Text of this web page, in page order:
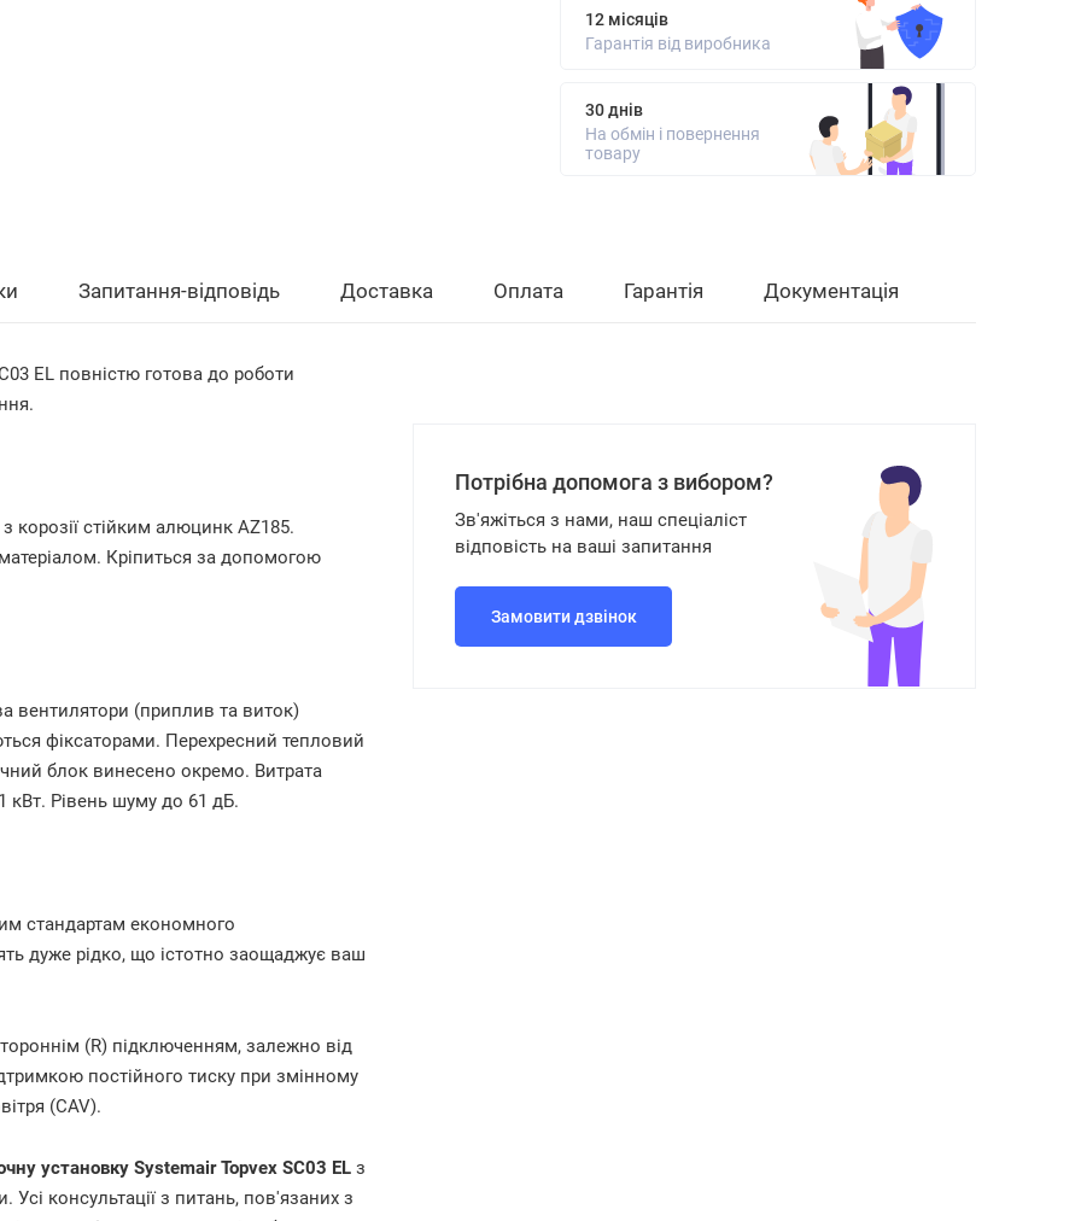
12 місяців
Гарантія від виробника
30 днів
На обмін і повернення
товару
Запитання-відповідь Доставка Оплата Гарантія Документація
EL повністю готова до роботи
корозії стійким алюцинк AZ185.
Кріпиться за допомогою
вентилятори (приплив та виток)
фіксаторами. Перехресний тепловий
блок винесено окремо. Витрата
кВт. Рівень шуму до 61 дБ.
стандартам економного
дуже рідко, що істотно заощаджує ваш
(R) підключенням, залежно від
постійного тиску при змінному
(CAV).
установку Systemair Topvex SC03 EL з
консультації з питань, пов'язаних з
Потрібна допомога з вибором?
Зв'яжіться з нами, наш спеціаліст
відповість на ваші запитання
Замовити дзвінок